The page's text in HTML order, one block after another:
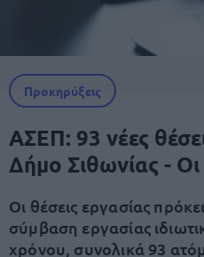
Προκηρύξεις
ΑΣΕΠ: 93 νέες
Δήμο Σιθωνίας - Οι
Οι θέσεις εργασίας
σύμβαση εργασίας
χρόνου, συνολικά 93